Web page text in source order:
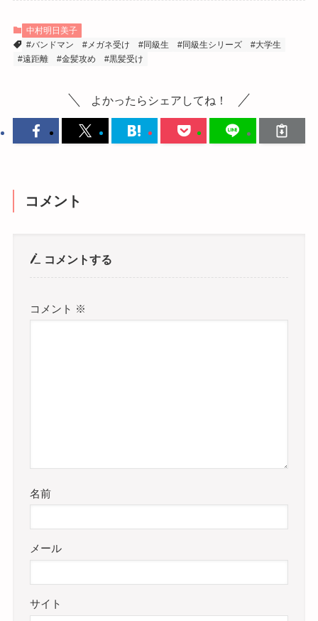
中村明日美子
#バンドマン
#メガネ受け #同級生 #同級生シリーズ
#大学生
#遠距離
#金髪攻め #黒髪受け
よかったらシェアしてね！
コメント
コメントする
コメント ※
名前
メール
サイト